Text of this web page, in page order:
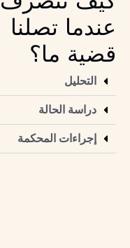
عندما تصلنا
قضية ما؟
التحليل
دراسة الحالة
إجراءات المحكمة